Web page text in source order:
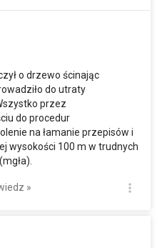
o drzewo ścinając
do utraty
przez
do procedur
na łamanie przepisów i
wysokości 100 m w trudnych
»